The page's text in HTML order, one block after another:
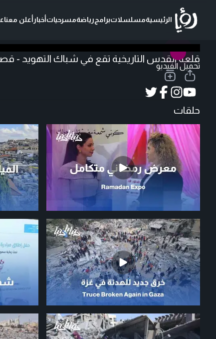
الرئيسيةمسلسلاتبرامجرياضةمسرحياتأخبارأعلن معنا
تحميل الفيديو
قلعة القدس التاريخية تقع في شباك التهويد -
حلقات